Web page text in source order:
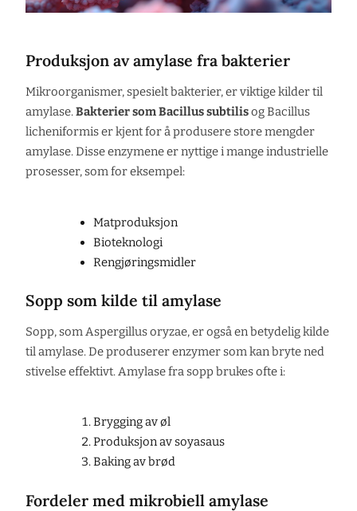
Produksjon av amylase fra bakterier
Mikroorganismer, spesielt bakterier, er viktige kilder til
amylase.Bakterier som Bacillus subtilisog Bacillus
licheniformis er kjent for å produsere store mengder
amylase. Disse enzymene er nyttige i mange industrielle
prosesser, som for eksempel:
Matproduksjon
Bioteknologi
Rengjøringsmidler
Sopp som kilde til amylase
Sopp, som Aspergillus oryzae, er også en betydelig kilde
til amylase. De produserer enzymer som kan bryte ned
stivelse effektivt. Amylase fra sopp brukes ofte i:
Brygging av øl
Produksjon av soyasaus
Baking av brød
Fordeler med mikrobiell amylase